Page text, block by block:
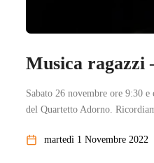
Musica
Sabato 26 novembre ore 9:30
del Quartetto Adorno.
martedì 1 Novembre 2022